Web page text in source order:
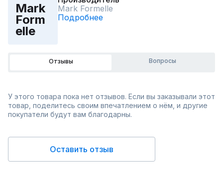
Mark
Form
elle
Mark Formelle
Подробнее
Отзывы Вопросы
У этого товара пока нет отзывов. Если вы заказывали этот
товар, поделитесь своим впечатлением о нём, и другие
покупатели будут вам благодарны.
Оставить отзыв